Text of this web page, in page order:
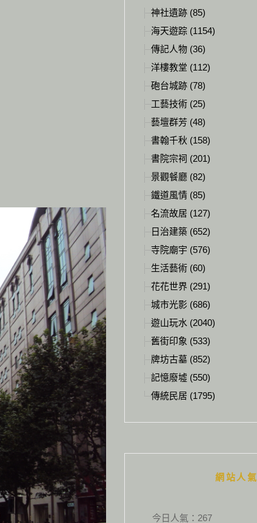
神社遺跡 (85)
海天遊踪 (1154)
傳記人物 (36)
洋樓教堂 (112)
砲台城跡 (78)
工藝技術 (25)
藝壇群芳 (48)
書翰千秋 (158)
書院宗祠 (201)
景觀餐廳 (82)
鐵道風情 (85)
名流故居 (127)
日治建築 (652)
寺院廟宇 (576)
生活藝術 (60)
花花世界 (291)
城市光影 (686)
遊山玩水 (2040)
舊街印象 (533)
牌坊古墓 (852)
記憶廢墟 (550)
傳統民居 (1795)
網站人氣
今日人氣： 267